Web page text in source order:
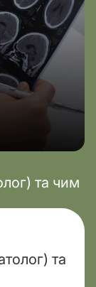
та чим
та